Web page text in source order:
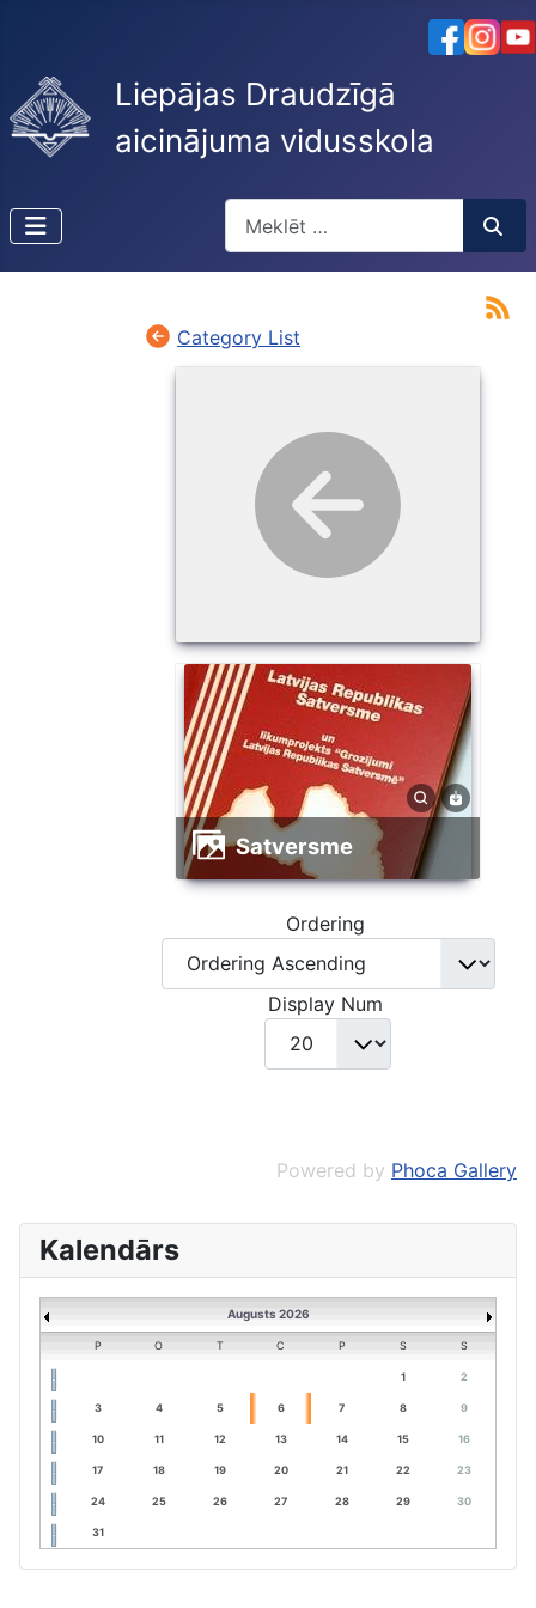
Liepājas Draudzīgā
aicinājuma vidusskola
Type 2 or more characters for
Category List
satversme
Ordering
Display Num
Powered by Phoca Gallery
Kalendārs
Augusts 2026
P O T C P S S
1 2
3 4 5 6 7 8 9
10 11 12 13 14 15 16
17 18 19 20 21 22 23
24 25 26 27 28 29 30
31